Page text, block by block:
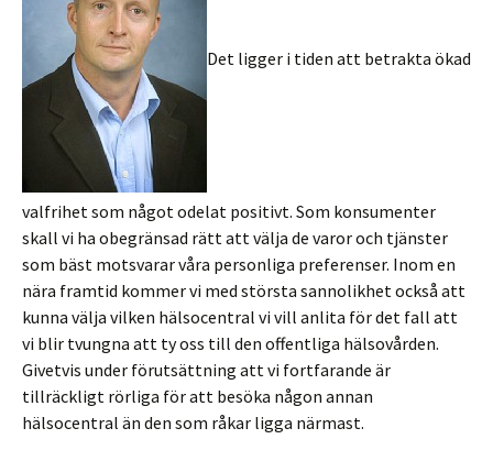
Det ligger i tiden att betrakta ökad
valfrihet som något odelat positivt. Som konsumenter
skall vi ha obegränsad rätt att välja de varor och tjänster
som bäst motsvarar våra personliga preferenser. Inom en
nära framtid kommer vi med största sannolikhet också att
kunna välja vilken hälsocentral vi vill anlita för det fall att
vi blir tvungna att ty oss till den offentliga hälsovården.
Givetvis under förutsättning att vi fortfarande är
tillräckligt rörliga för att besöka någon annan
hälsocentral än den som råkar ligga närmast.